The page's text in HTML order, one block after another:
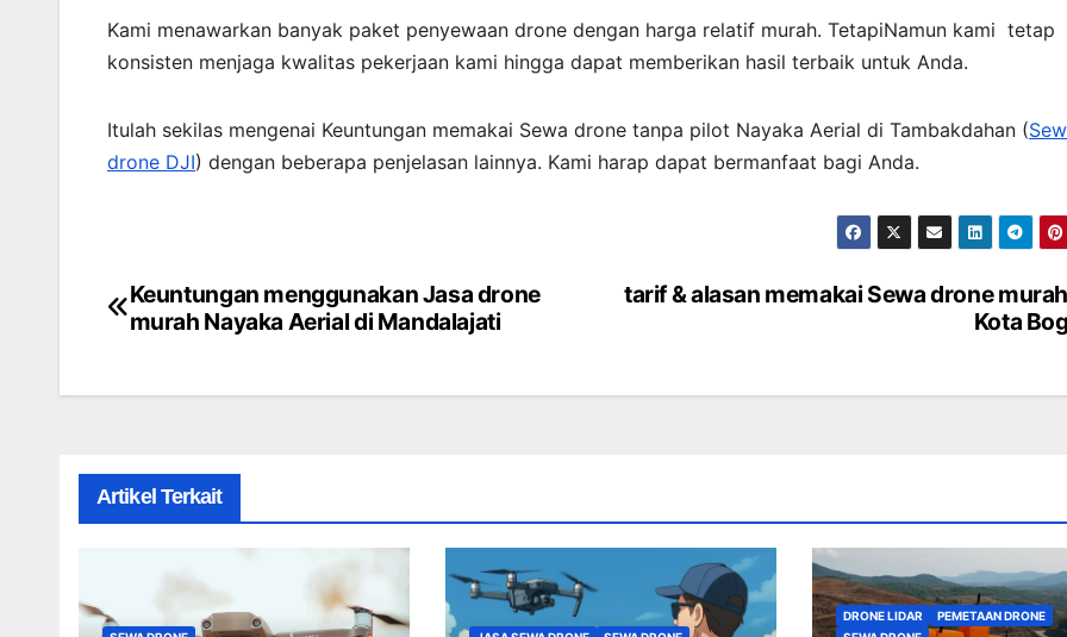
Kami menawarkan banyak paket penyewaan drone dengan harga relatif murah. TetapiNamun kami tetap
konsisten menjaga kwalitas pekerjaan kami hingga dapat memberikan hasil terbaik untuk Anda.
Itulah sekilas mengenai Keuntungan memakai Sewa drone tanpa pilot Nayaka Aerial di Tambakdahan (
drone DJI) dengan beberapa penjelasan lainnya. Kami harap dapat bermanfaat bagi Anda.
Post
tarif & alasan memakai Sewa drone
Kota
Keuntungan menggunakan Jasa drone
murah Nayaka Aerial di Mandalajati
Artikel Terkait
DRONE LIDAR
PEMETAAN DRONE